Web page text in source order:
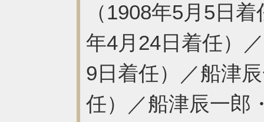
（1908年5月5日
年4月24日着任）
9日着任）／船津
任）／船津辰一郎